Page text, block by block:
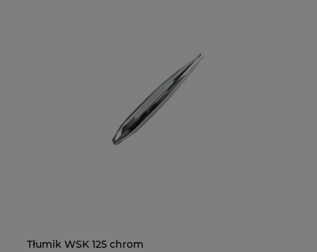
Tłumik WSK 125 chrom